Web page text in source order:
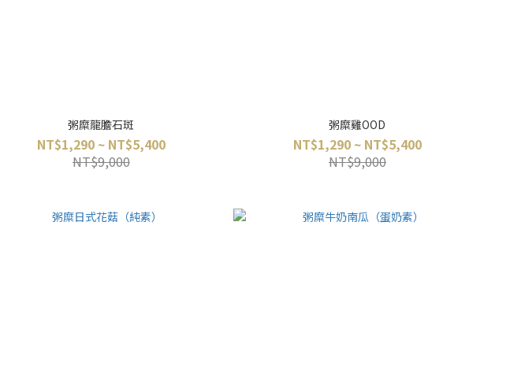
粥糜龍膽石斑
NT$1,290 ~ NT$5,400
NT$9,000
粥糜雞OOD
NT$1,290 ~ NT$5,400
NT$9,000